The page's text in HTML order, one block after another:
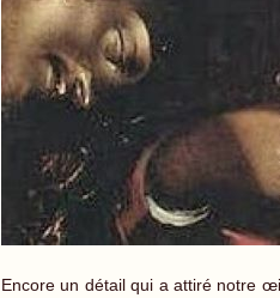
Encore un détail qui a attiré notre